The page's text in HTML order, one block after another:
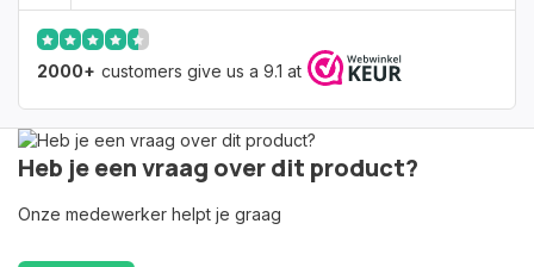
2000+ customers give us a 9.1 at
Heb je een vraag over dit product?
Onze medewerker helpt je graag